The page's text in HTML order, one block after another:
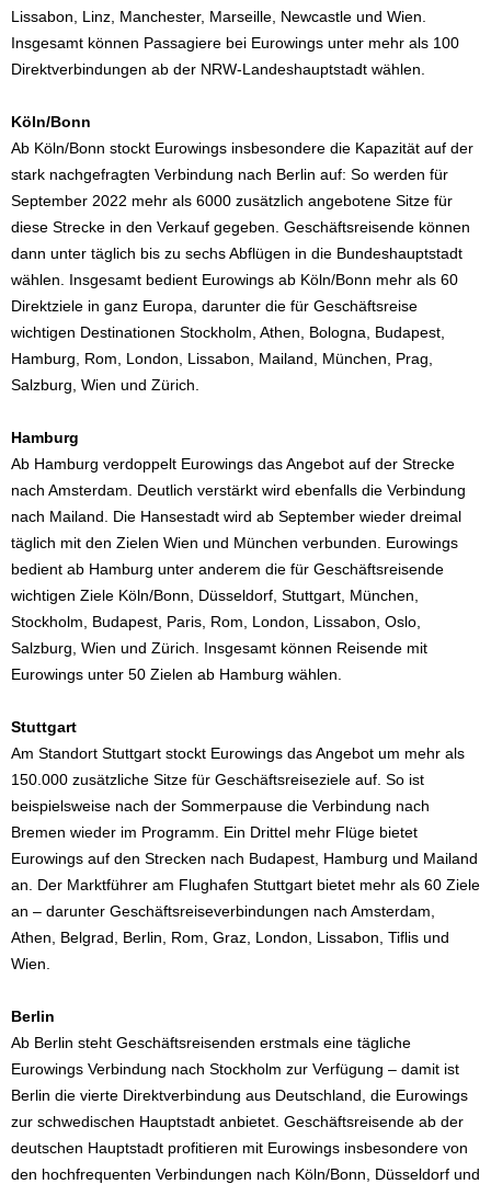
Lissabon, Linz, Manchester, Marseille, Newcastle und Wien.
Insgesamt können Passagiere bei Eurowings unter mehr als 100
Direktverbindungen ab der NRW-Landeshauptstadt wählen.
Köln/Bonn
Ab Köln/Bonn stockt Eurowings insbesondere die Kapazität auf der
stark nachgefragten Verbindung nach Berlin auf: So werden für
September 2022 mehr als 6000 zusätzlich angebotene Sitze für
diese Strecke in den Verkauf gegeben. Geschäftsreisende können
dann unter täglich bis zu sechs Abflügen in die Bundeshauptstadt
wählen. Insgesamt bedient Eurowings ab Köln/Bonn mehr als 60
Direktziele in ganz Europa, darunter die für Geschäftsreise
wichtigen Destinationen Stockholm, Athen, Bologna, Budapest,
Hamburg, Rom, London, Lissabon, Mailand, München, Prag,
Salzburg, Wien und Zürich.
Hamburg
Ab Hamburg verdoppelt Eurowings das Angebot auf der Strecke
nach Amsterdam. Deutlich verstärkt wird ebenfalls die Verbindung
nach Mailand. Die Hansestadt wird ab September wieder dreimal
täglich mit den Zielen Wien und München verbunden. Eurowings
bedient ab Hamburg unter anderem die für Geschäftsreisende
wichtigen Ziele Köln/Bonn, Düsseldorf, Stuttgart, München,
Stockholm, Budapest, Paris, Rom, London, Lissabon, Oslo,
Salzburg, Wien und Zürich. Insgesamt können Reisende mit
Eurowings unter 50 Zielen ab Hamburg wählen.
Stuttgart
Am Standort Stuttgart stockt Eurowings das Angebot um mehr als
150.000 zusätzliche Sitze für Geschäftsreiseziele auf. So ist
beispielsweise nach der Sommerpause die Verbindung nach
Bremen wieder im Programm. Ein Drittel mehr Flüge bietet
Eurowings auf den Strecken nach Budapest, Hamburg und Mailand
an. Der Marktführer am Flughafen Stuttgart bietet mehr als 60 Ziele
an – darunter Geschäftsreiseverbindungen nach Amsterdam,
Athen, Belgrad, Berlin, Rom, Graz, London, Lissabon, Tiflis und
Wien.
Berlin
Ab Berlin steht Geschäftsreisenden erstmals eine tägliche
Eurowings Verbindung nach Stockholm zur Verfügung – damit ist
Berlin die vierte Direktverbindung aus Deutschland, die Eurowings
zur schwedischen Hauptstadt anbietet. Geschäftsreisende ab der
deutschen Hauptstadt profitieren mit Eurowings insbesondere von
den hochfrequenten Verbindungen nach Köln/Bonn, Düsseldorf und